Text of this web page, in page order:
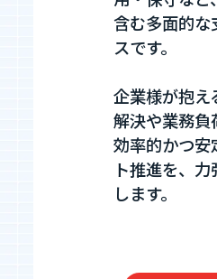
含む多面的な
スです。
企業様が抱え
解決や業務負
効率的かつ安
ト推進を、
します。